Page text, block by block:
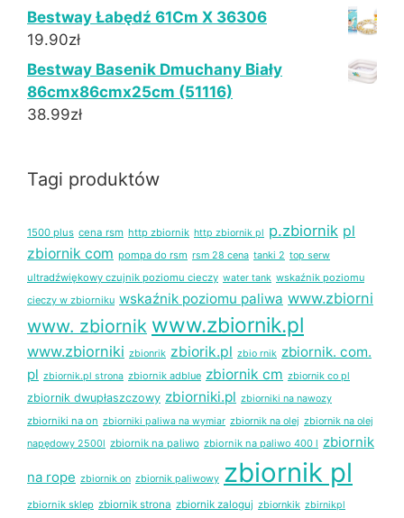
Bestway Łabędź 61Cm X 36306
19.90zł
Bestway Basenik Dmuchany Biały
86cmx86cmx25cm (51116)
38.99zł
Tagi produktów
1500 plus cena rsm http zbiornik http zbiornik pl p.zbiornik pl
zbiornik com pompa do rsm rsm 28 cena tanki 2 top serw
ultradźwiękowy czujnik poziomu cieczy water tank wskaźnik poziomu
cieczy w zbiorniku wskaźnik poziomu paliwa www.zbiorni
www. zbiornik www.zbiornik.pl
www.zbiorniki zbionrik zbiorik.pl zbio rnik zbiornik. com.
pl zbiornik.pl strona zbiornik adblue zbiornik cm zbiornik co pl
zbiornik dwupłaszczowy zbiorniki.pl zbiorniki na nawozy
zbiorniki na on zbiorniki paliwa na wymiar zbiornik na olej zbiornik na olej
napędowy 2500l zbiornik na paliwo zbiornik na paliwo 400 l zbiornik
na rope zbiornik on zbiornik paliwowy zbiornik pl
zbiornik sklep zbiornik strona zbiornik zaloguj zbiornkik zbirnikpl